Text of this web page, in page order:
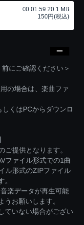
00:01:59 20.1 MB
150円(税込)
にご確認ください＞
の場合は、楽曲ファ
くはPCからダウンロ
ご提供となります。
ファイル形式での1曲
ル形式のZIPファイル
楽データが再生可能
お願いします。
ていない場合がござい